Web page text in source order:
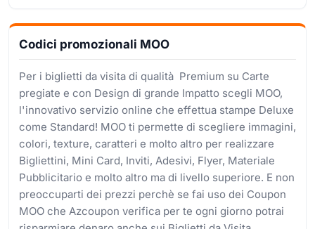
Codici promozionali MOO
Per i biglietti da visita di qualità Premium su Carte
pregiate e con Design di grande Impatto scegli MOO,
l'innovativo servizio online che effettua stampe Deluxe
come Standard! MOO ti permette di scegliere immagini,
colori, texture, caratteri e molto altro per realizzare
Bigliettini, Mini Card, Inviti, Adesivi, Flyer, Materiale
Pubblicitario e molto altro ma di livello superiore. E non
preoccuparti dei prezzi perchè se fai uso dei Coupon
MOO che Azcoupon verifica per te ogni giorno potrai